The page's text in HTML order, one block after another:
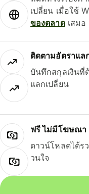
เปลี่ยน เมื่อใช้
ของตลาดเสมอ
ติดตามอัตราแล
บันทึกสกุลเงินที่
แลกเปลี่ยน
ฟรี ไม่มีโฆษณา
ดาวน์โหลดได้ร
วนใจ